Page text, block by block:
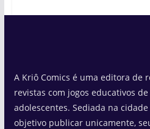
A Kriô Comics é uma editora de
revistas com jogos educativos
adolescentes. Sediada na
objetivo publicar unicamente,